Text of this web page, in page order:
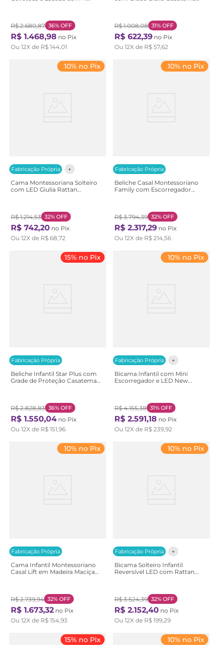
R$ 2.680,87 36% OFF
R$ 1.468,98 no Pix
Ou 12X de R$ 144,01
R$ 1.008,08 31% OFF
R$ 622,39 no Pix
Ou 12X de R$ 57,62
Fabricação Própria
10% no Pix
Cama Montessoriana Solteiro
com LED Giulia Rattan
R$ 1.214,53 32% OFF
R$ 742,20 no Pix
Ou 12X de R$ 68,72
Fabricação Própria
10% no Pix
Beliche Casal Montessoriano
Family com Escorregador
R$ 3.794,39 32% OFF
R$ 2.317,29 no Pix
Ou 12X de R$ 214,56
Fabricação Própria
15% no Pix
Beliche Infantil Star Plus com
Grade de Proteção Casatema
R$ 2.828,83 36% OFF
R$ 1.550,04 no Pix
Ou 12X de R$ 151,96
Fabricação Própria
10% no Pix
Bicama Infantil com Mini
Escorregador e LED New
R$ 4.155,38 31% OFF
R$ 2.591,18 no Pix
Ou 12X de R$ 239,92
Fabricação Própria
10% no Pix
Cama Infantil Montessoriano
Casal Lift em Madeira Maciça
Branco/Natural
R$ 2.739,94 32% OFF
R$ 1.673,32 no Pix
Ou 12X de R$ 154,93
Fabricação Própria
10% no Pix
Bicama Solteiro Infantil
Reversível LED com Rattan
R$ 3.524,39 32% OFF
R$ 2.152,40 no Pix
Ou 12X de R$ 199,29
15% no Pix 10% no Pix